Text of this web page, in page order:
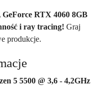
RTX 4060 8GB
i ray tracing! Graj
produkcje.
5 5500 @ 3,6 - 4,2GHz